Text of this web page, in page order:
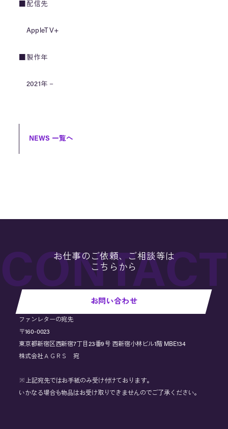
■配信先
AppleTV+
■製作年
2021年－
NEWS 一覧へ
お仕事のご依頼、ご相談等は
こちらから
お問い合わせ
ファンレターの宛先
〒160-0023
東京都新宿区西新宿7丁目23番9号 西新宿小林ビル1階 MBE134
株式会社ＡＧＲＳ 宛
※上記宛先ではお手紙のみ受け付けております。
いかなる場合も物品はお受け取りできませんのでご了承ください。